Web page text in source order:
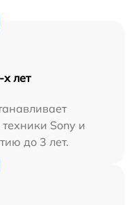
лет
Sony и
до 3 лет.